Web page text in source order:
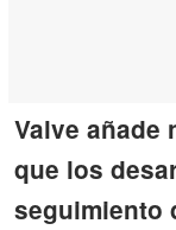
Valve añade
que los
seguimiento